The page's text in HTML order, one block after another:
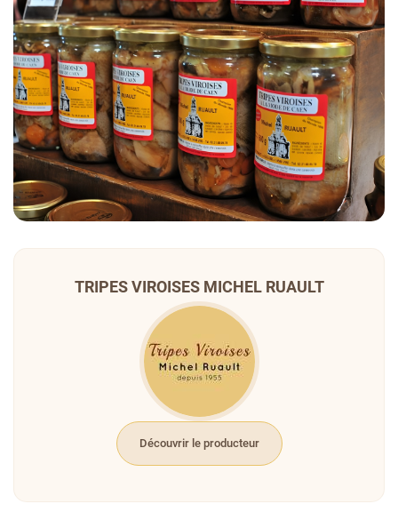
TRIPES VIROISES MICHEL RUAULT
Découvrir le producteur